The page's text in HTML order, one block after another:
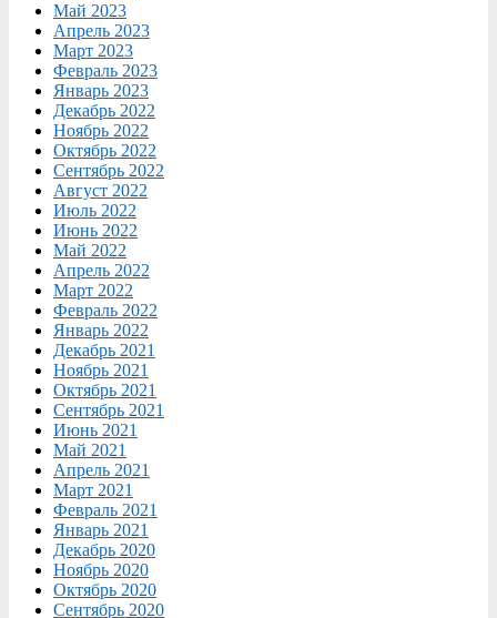
Май 2023
Апрель 2023
Март 2023
Февраль 2023
Январь 2023
Декабрь 2022
Ноябрь 2022
Октябрь 2022
Сентябрь 2022
Август 2022
Июль 2022
Июнь 2022
Май 2022
Апрель 2022
Март 2022
Февраль 2022
Январь 2022
Декабрь 2021
Ноябрь 2021
Октябрь 2021
Сентябрь 2021
Июнь 2021
Май 2021
Апрель 2021
Март 2021
Февраль 2021
Январь 2021
Декабрь 2020
Ноябрь 2020
Октябрь 2020
Сентябрь 2020